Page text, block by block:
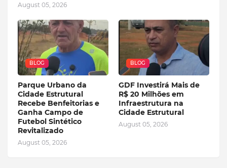
August 05, 2026
BLOG
Parque Urbano da
Cidade Estrutural
Recebe Benfeitorias e
Ganha Campo de
Futebol Sintético
Revitalizado
August 05, 2026
BLOG
GDF Investirá Mais de
R$ 20 Milhões em
Infraestrutura na
Cidade Estrutural
August 05, 2026